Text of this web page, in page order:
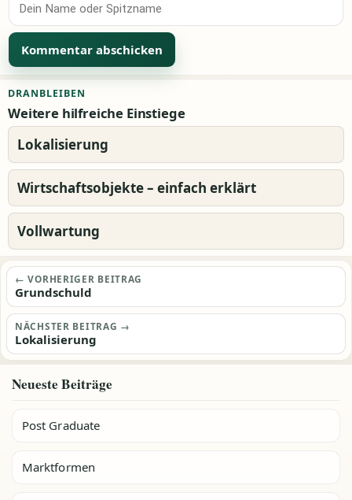
DRANBLEIBEN
Weitere hilfreiche Einstiege
Lokalisierung
Wirtschaftsobjekte – einfach erklärt
Vollwartung
Beitragsnavigation
← VORHERIGER BEITRAG
Grundschuld
NÄCHSTER BEITRAG →
Lokalisierung
Neueste Beiträge
Post Graduate
Marktformen